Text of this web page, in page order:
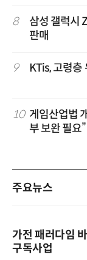
8
삼성 갤럭시
판매
9 KTis, 고령층
10 게임산업법
부 보완 필요”
주요뉴스
가전 패러다임
구독사업